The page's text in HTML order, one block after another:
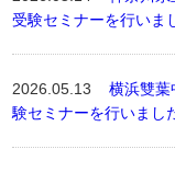
受験セミナーを行いま
2026.05.13横浜雙葉
験セミナーを行いまし